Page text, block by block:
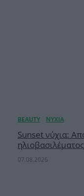
Sunset νύχια:
07.08.2026